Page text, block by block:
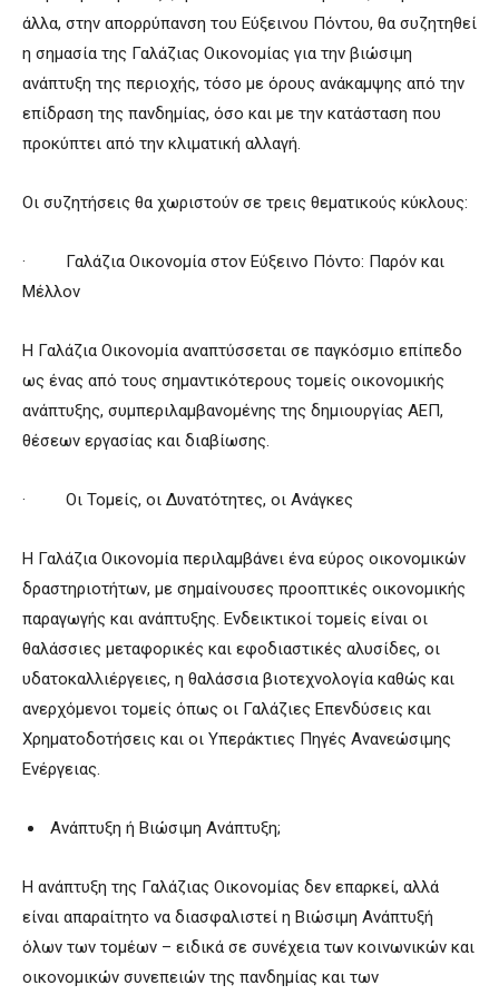
άλλα, στην απορρύπανση του Εύξεινου Πόντου, θα συζητηθεί
η σημασία της Γαλάζιας Οικονομίας για την βιώσιμη
ανάπτυξη της περιοχής, τόσο με όρους ανάκαμψης από την
επίδραση της πανδημίας, όσο και με την κατάσταση που
προκύπτει από την κλιματική αλλαγή.
Οι συζητήσεις θα χωριστούν σε τρεις θεματικούς κύκλους:
· Γαλάζια Οικονομία στον Εύξεινο Πόντο: Παρόν και
Μέλλον
Η Γαλάζια Οικονομία αναπτύσσεται σε παγκόσμιο επίπεδο
ως ένας από τους σημαντικότερους τομείς οικονομικής
ανάπτυξης, συμπεριλαμβανομένης της δημιουργίας ΑΕΠ,
θέσεων εργασίας και διαβίωσης.
· Οι Τομείς, οι Δυνατότητες, οι Ανάγκες
Η Γαλάζια Οικονομία περιλαμβάνει ένα εύρος οικονομικών
δραστηριοτήτων, με σημαίνουσες προοπτικές οικονομικής
παραγωγής και ανάπτυξης. Ενδεικτικοί τομείς είναι οι
θαλάσσιες μεταφορικές και εφοδιαστικές αλυσίδες, οι
υδατοκαλλιέργειες, η θαλάσσια βιοτεχνολογία καθώς και
ανερχόμενοι τομείς όπως οι Γαλάζιες Επενδύσεις και
Χρηματοδοτήσεις και οι Υπεράκτιες Πηγές Ανανεώσιμης
Ενέργειας.
Ανάπτυξη ή Βιώσιμη Ανάπτυξη;
Η ανάπτυξη της Γαλάζιας Οικονομίας δεν επαρκεί, αλλά
είναι απαραίτητο να διασφαλιστεί η Βιώσιμη Ανάπτυξή
όλων των τομέων – ειδικά σε συνέχεια των κοινωνικών και
οικονομικών συνεπειών της πανδημίας και των